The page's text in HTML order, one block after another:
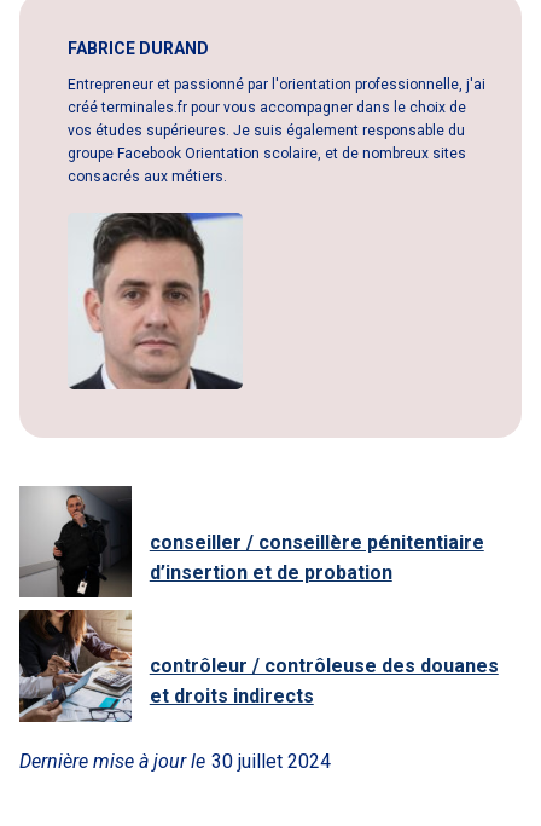
FABRICE DURAND
Entrepreneur et passionné par l'orientation professionnelle, j'ai
créé terminales.fr pour vous accompagner dans le choix de
vos études supérieures. Je suis également responsable du
groupe Facebook Orientation scolaire, et de nombreux sites
consacrés aux métiers.
conseiller / conseillère pénitentiaire
d’insertion et de probation
contrôleur / contrôleuse des douanes
et droits indirects
Dernière mise à jour le 30 juillet 2024